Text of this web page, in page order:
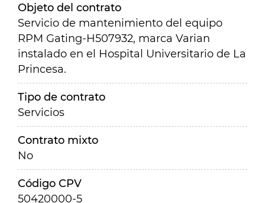
Objeto del contrato
Servicio de mantenimiento del equipo
RPM Gating-H507932, marca Varian
instalado en el Hospital Universitario de La
Princesa.
Tipo de contrato
Servicios
Contrato mixto
No
Código CPV
50420000-5